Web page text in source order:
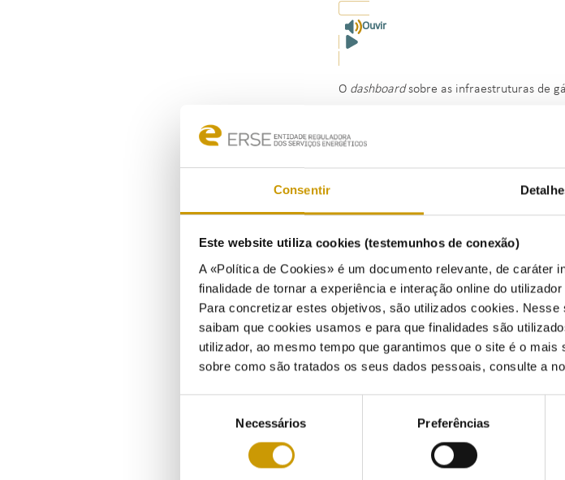
Consentir
Este website utiliza cookies (testemunhos de conexão)
A «Política de Cookies» é um documento relevante, de caráter
finalidade de tornar a experiência e interação online do
Para concretizar estes objetivos, são utilizados cookies.
saibam que cookies usamos e para que finalidades são
utilizador, ao mesmo tempo que garantimos que o site é o
sobre como são tratados os seus dados pessoais, consulte a
consentimento
Necessários Preferências
Ouvir
O dashboardsobre as infraestruturas de